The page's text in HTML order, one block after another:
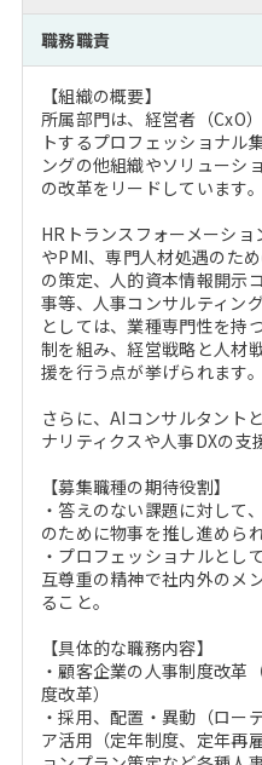
インターン受入企業一覧
MBAを生かす求人特集
年齢と年収の相関図
注目企業インタビュー
Career Talk Live
MBA NETWORKING
ニュースリリース
職務職責
【組織の概要】
所属部門は、経営者（CxO
トするプロフェッショナル
ングの他組織やソリューシ
の改革をリードしています。
HRトランスフォーメーシ
やPMI、専門人材処遇のた
の策定、人的資本情報開示
事等、人事コンサルティン
としては、業種専門性を持
制を組み、経営戦略と人材
援を行う点が挙げられます。
さらに、AIコンサルタント
ナリティクスや人事DXの支
【募集職種の期待役割】
・答えのない課題に対して
のために物事を推し進めら
・プロフェッショナルとし
互尊重の精神で社内外のメ
ること。
【具体的な職務内容】
・顧客企業の人事制度改革
度改革）
・採用、配置・異動（ロー
ア活用（定年制度、定年再